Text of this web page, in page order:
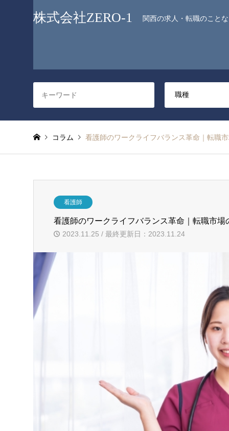
株式会社ZERO-1 関西の求人・転職のこと
コラム 看護師のワークライフバランス革命｜転職
看護師
看護師のワークライフバランス革命｜転職市場
2023.11.25 / 最終更新日：2023.11.24